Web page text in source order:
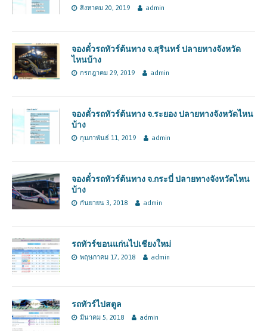
สิงหาคม 20, 2019 admin
จองตั๋วรถทัวร์ต้นทาง จ.สุรินทร์ ปลายทางจังหวัด
ไหนบ้าง
กรกฎาคม 29, 2019 admin
จองตั๋วรถทัวร์ต้นทาง จ.ระยอง ปลายทางจังหวัดไหน
บ้าง
กุมภาพันธ์ 11, 2019 admin
จองตั๋วรถทัวร์ต้นทาง จ.กระบี่ ปลายทางจังหวัดไหน
บ้าง
กันยายน 3, 2018 admin
รถทัวร์ขอนแก่นไปเชียงใหม่
พฤษภาคม 17, 2018 admin
รถทัวร์ไปสตูล
มีนาคม 5, 2018 admin